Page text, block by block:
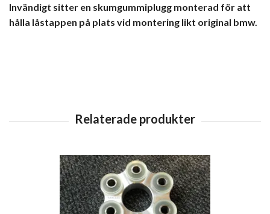
Invändigt sitter en skumgummiplugg monterad för att
hålla låstappen på plats vid montering likt original bmw.